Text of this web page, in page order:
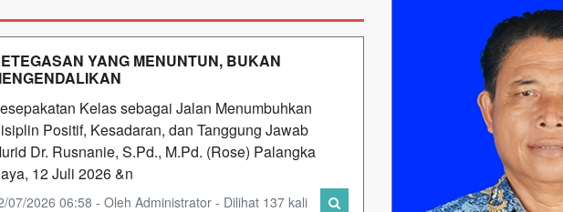
YANG MENUNTUN, BUKAN
Kelas sebagai Jalan Menumbuhkan
Positif, Kesadaran, dan Tanggung Jawab
Dr. Rusnanie, S.Pd., M.Pd. (Rose) Palangka
12 Juli 2026 &n
07/2026 06:58 - Oleh Administrator - Dilihat 137 kali